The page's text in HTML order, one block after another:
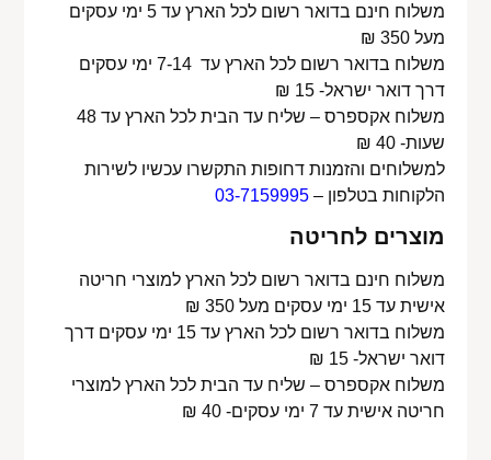
משלוח חינם בדואר רשום לכל הארץ עד 5 ימי עסקים
מעל 350 ₪
משלוח בדואר רשום לכל הארץ עד 7-14 ימי עסקים
דרך דואר ישראל- 15 ₪
משלוח אקספרס – שליח עד הבית לכל הארץ עד 48
שעות- 40 ₪
למשלוחים והזמנות דחופות התקשרו עכשיו לשירות
הלקוחות בטלפון –03-7159995
מוצרים לחריטה
משלוח חינם בדואר רשום לכל הארץ למוצרי חריטה
אישית עד 15 ימי עסקים מעל 350 ₪
משלוח בדואר רשום לכל הארץ עד 15 ימי עסקים דרך
דואר ישראל- 15 ₪
משלוח אקספרס – שליח עד הבית לכל הארץ למוצרי
חריטה אישית עד 7 ימי עסקים- 40 ₪